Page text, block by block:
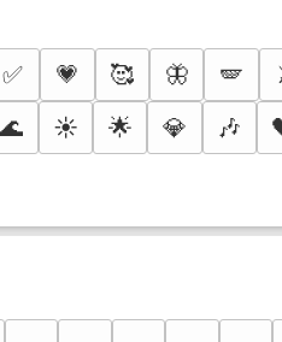
✅ 💗 🥰 🦋 🪽
🌊 ☀️ 🌟 💎 🎶